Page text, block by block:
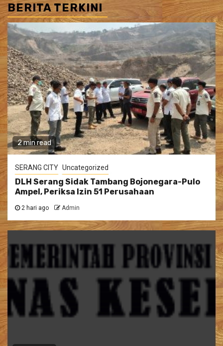
BERITA TERKINI
2 min read
SERANG CITY Uncategorized
DLH Serang Sidak Tambang Bojonegara-Pulo
Ampel, Periksa Izin 51 Perusahaan
2 hari ago Admin